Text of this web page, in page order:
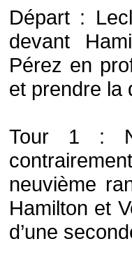
Départ :
devant
Pérez en
et prendre la
Tour 1 :
neuvième
Hamilton et
d’une